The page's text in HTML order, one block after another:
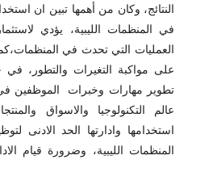
النتائج، وكان من أهمها تبين ان
في المنظمات الليبية، يؤدي
العمليات التي تحدث في
على مواكبة التغيرات والتطور،
تطوير مهارات وخبرات الموظفين في
عالم التكنولوجيا والاسواق
استخدامها وادارتها الحد الادنى
المنظمات الليبية، وضرورة قيام